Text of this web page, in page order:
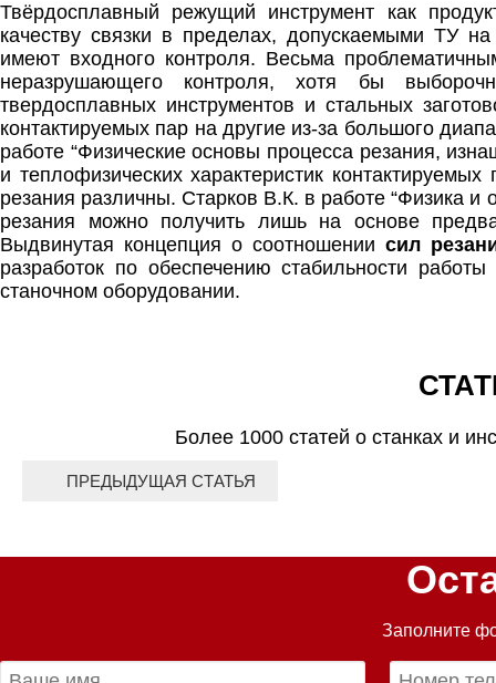
Твёрдосплавный режущий инструмент как
качеству связки в пределах, допускаемыми ТУ
имеют входного контроля. Весьма
неразрушающего контроля, хотя бы
твердосплавных инструментов и стальных
контактируемых пар на другие из-за большого
работе “Физические основы процесса резания,
и теплофизических характеристик
резания различны. Старков В.К. в работе “Физика
резания можно получить лишь на основе
Выдвинутая концепция о соотношениисил
разработок по обеспечению стабильности
станочном оборудовании.
Более 1000 статей о станках и
ПРЕДЫДУЩАЯ СТАТЬЯ
Заполните